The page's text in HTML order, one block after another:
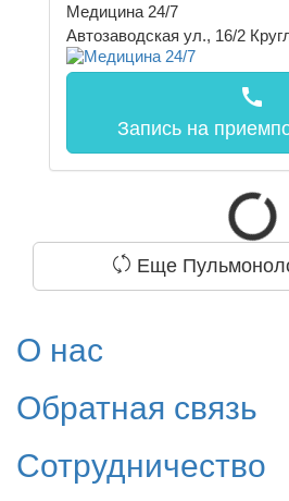
Медицина 24/7
Автозаводская ул., 16/2
call
Запись на прием
Еще
О нас
Обратная связь
Сотрудничество